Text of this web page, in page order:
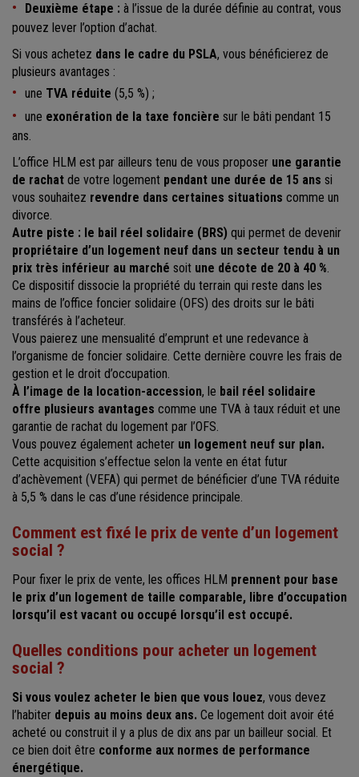
Deuxième étape : à l’issue de la durée définie au contrat, vous
pouvez lever l’option d’achat.
Si vous achetez dans le cadre du PSLA, vous bénéficierez de
plusieurs avantages :
une TVA réduite (5,5 %) ;
une exonération de la taxe foncière sur le bâti pendant 15
ans.
L’office HLM est par ailleurs tenu de vous proposer une garantie
de rachat de votre logement pendant une durée de 15 ans si
vous souhaitez revendre dans certaines situations comme un
divorce.
Autre piste : le bail réel solidaire (BRS) qui permet de devenir
propriétaire d’un logement neuf dans un secteur tendu à un
prix très inférieur au marché soit une décote de 20 à 40 %.
Ce dispositif dissocie la propriété du terrain qui reste dans les
mains de l’office foncier solidaire (OFS) des droits sur le bâti
transférés à l’acheteur.
Vous paierez une mensualité d’emprunt et une redevance à
l’organisme de foncier solidaire. Cette dernière couvre les frais de
gestion et le droit d’occupation.
À l’image de la location-accession, le bail réel solidaire
offre plusieurs avantages comme une TVA à taux réduit et une
garantie de rachat du logement par l’OFS.
Vous pouvez également acheter un logement neuf sur plan.
Cette acquisition s’effectue selon la vente en état futur
d’achèvement (VEFA) qui permet de bénéficier d’une TVA réduite
à 5,5 % dans le cas d’une résidence principale.
Comment est fixé le prix de vente d’un logement
social ?
Pour fixer le prix de vente, les offices HLM prennent pour base
le prix d’un logement de taille comparable, libre d’occupation
lorsqu’il est vacant ou occupé lorsqu’il est occupé.
Quelles conditions pour acheter un logement
social ?
Si vous voulez acheter le bien que vous louez, vous devez
l’habiter depuis au moins deux ans. Ce logement doit avoir été
acheté ou construit il y a plus de dix ans par un bailleur social. Et
ce bien doit être conforme aux normes de performance
énergétique.